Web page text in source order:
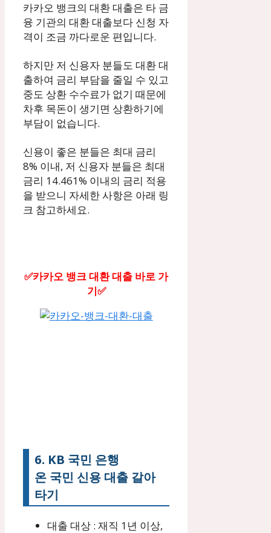
카카오 뱅크의 대환 대출은 타 금
융 기관의 대환 대출보다 신청 자
격이 조금 까다로운 편입니다.
하지만 저 신용자 분들도 대환 대
출하여 금리 부담을 줄일 수 있고
중도 상환 수수료가 없기 때문에
차후 목돈이 생기면 상환하기에
부담이 없습니다.
신용이 좋은 분들은 최대 금리
8% 이내, 저 신용자 분들은 최대
금리 14.461% 이내의 금리 적용
을 받으니 자세한 사항은 아래 링
크 참고하세요.
✅카카오 뱅크 대환 대출 바로 가
기✅
6. KB 국민 은행
온 국민 신용 대출 갈아
타기
대출 대상 : 재직 1년 이상,